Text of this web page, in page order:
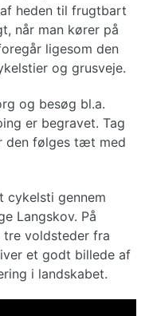
heden til frugtbart
når man kører på
ligesom den
og grusveje.
og besøg bl.a.
er begravet. Tag
den følges tæt med
cykelsti gennem
Langskov. På
tre voldsteder fra
et godt billede af
i landskabet.